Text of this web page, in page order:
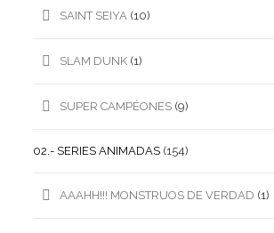
SAINT SEIYA (10)
SLAM DUNK (1)
SUPER CAMPÉONES (9)
02.- SERIES ANIMADAS (154)
AAAHH!!! MONSTRUOS DE VERDAD (1)